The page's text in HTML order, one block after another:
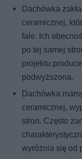
Dachówka
ceramicznej,
fale. Ich
po tej samej
projektu
podwyższona.
Dachówka
ceramicznej,
stron. Często
wyróżnia się od